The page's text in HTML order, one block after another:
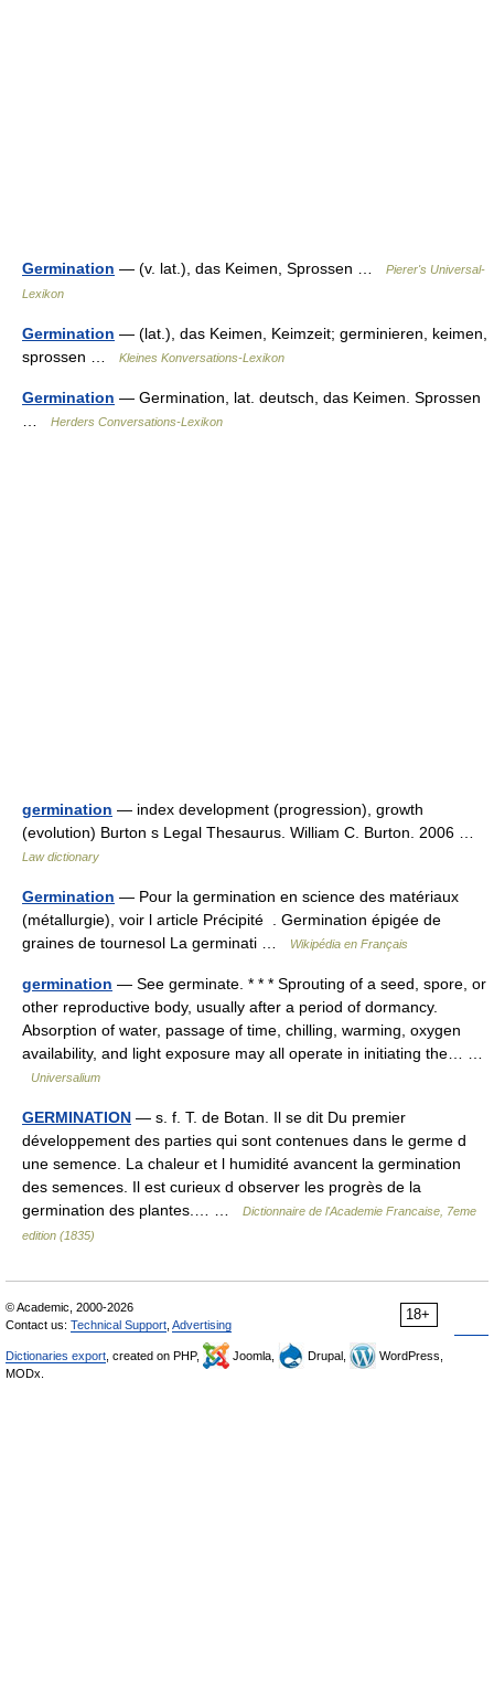
Germination — (v. lat.), das Keimen, Sprossen …
Pierer's Universal-
Lexikon
Germination — (lat.), das Keimen, Keimzeit; germinieren, keimen,
sprossen …
Kleines Konversations-Lexikon
Germination — Germination, lat. deutsch, das Keimen. Sprossen
Herders Conversations-Lexikon
germination — index development (progression), growth
(evolution) Burton s Legal Thesaurus. William C. Burton. 2006 …
Law dictionary
Germination — Pour la germination en science des matériaux
(métallurgie), voir l article Précipité . Germination épigée de
graines de tournesol La germinati …
Wikipédia en Français
germination — See germinate. * * * Sprouting of a seed, spore, or
other reproductive body, usually after a period of dormancy.
Absorption of water, passage of time, chilling, warming, oxygen
availability, and light exposure may all operate in initiating the… …
Universalium
GERMINATION — s. f. T. de Botan. Il se dit Du premier
développement des parties qui sont contenues dans le germe d
une semence. La chaleur et l humidité avancent la germination
des semences. Il est curieux d observer les progrès de la
germination des plantes.… …
Dictionnaire de l'Academie Francaise, 7eme
edition (1835)
18+
© Academic, 2000-2026
Contact us: Technical Support Advertising
Dictionaries export , created on PHP, Joomla, Drupal,
WordPress,
MODx.